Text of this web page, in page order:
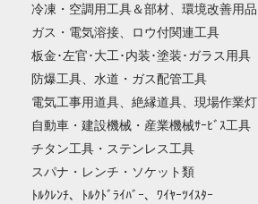
冷凍・空調用工具＆部材、環境改善用品
ガス・電気溶接、ロウ付関連工具
板金･左官･大工･内装･塗装･ガラス用具
防爆工具、水道・ガス配管工具
電気工事用道具、絶縁道具、現場作業灯
自動車・建設機械・産業機械ｻｰﾋﾞｽ工具
チタン工具・ステンレス工具
スパナ・レンチ・ソケット類
ﾄﾙｸﾚﾝﾁ、ﾄﾙｸﾄﾞﾗｲﾊﾞｰ、ﾜｲﾔｰﾂｲｽﾀｰ